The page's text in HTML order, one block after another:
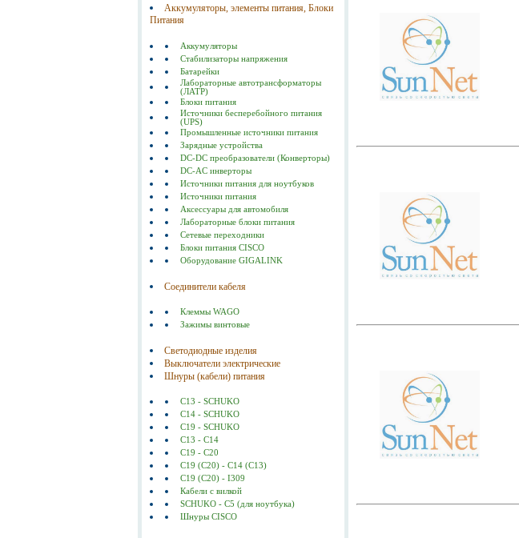
Аккумуляторы, элементы питания, Блоки
Питания
Аккумуляторы
Стабилизаторы напряжения
Батарейки
Лабораторные автотрансформаторы
(ЛАТР)
Блоки питания
Источники бесперебойного питания
(UPS)
Промышленные источники питания
Зарядные устройства
DC-DC преобразователи (Конверторы)
DC-AC инверторы
Источники питания для ноутбуков
Источники питания
Аксессуары для автомобиля
Лабораторные блоки питания
Сетевые переходники
Блоки питания CISCO
Оборудование GIGALINK
Соединители кабеля
Клеммы WAGO
Зажимы винтовые
Светодиодные изделия
Выключатели электрические
Шнуры (кабели) питания
C13 - SCHUKO
C14 - SCHUKO
C19 - SCHUKO
C13 - C14
C19 - C20
C19 (С20) - C14 (С13)
C19 (C20) - I309
Кабели с вилкой
SCHUKO - C5 (для ноутбука)
Шнуры CISCO